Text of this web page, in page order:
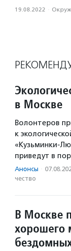
19.08.2022 ·
в Москве
Волонтеров
к
«Кузьминки-
приведут в
Анонсы ·
чест­во
В Москве
хорошего